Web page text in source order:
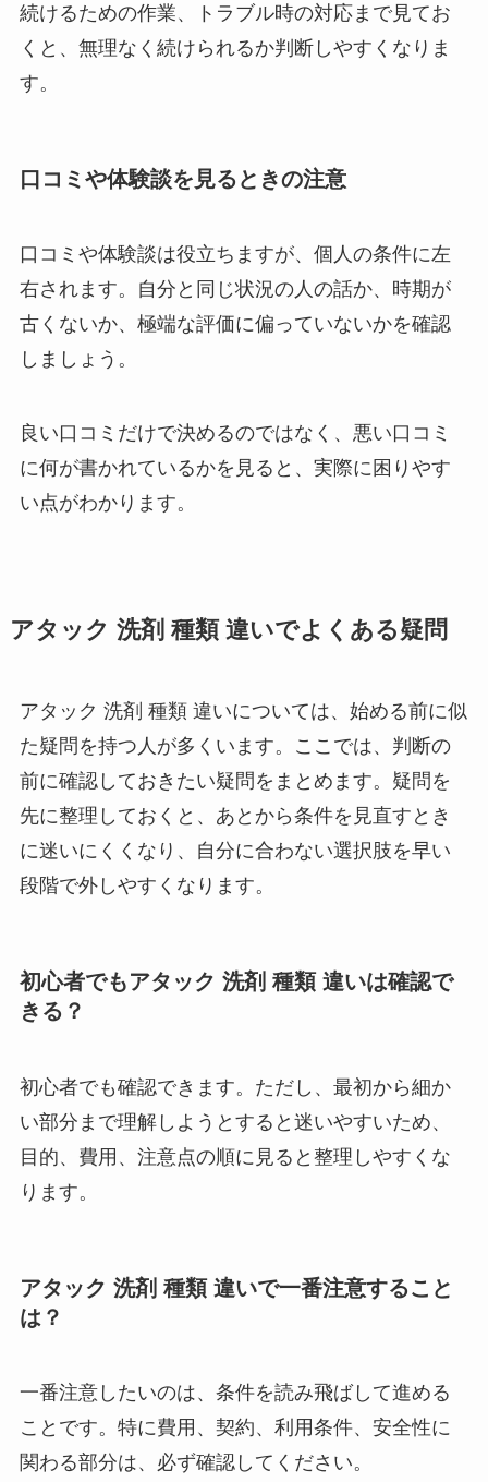
続けるための作業、トラブル時の対応まで見てお
くと、無理なく続けられるか判断しやすくなりま
す。
口コミや体験談を見るときの注意
口コミや体験談は役立ちますが、個人の条件に左
右されます。自分と同じ状況の人の話か、時期が
古くないか、極端な評価に偏っていないかを確認
しましょう。
良い口コミだけで決めるのではなく、悪い口コミ
に何が書かれているかを見ると、実際に困りやす
い点がわかります。
アタック 洗剤 種類 違いでよくある疑問
アタック 洗剤 種類 違いについては、始める前に似
た疑問を持つ人が多くいます。ここでは、判断の
前に確認しておきたい疑問をまとめます。疑問を
先に整理しておくと、あとから条件を見直すとき
に迷いにくくなり、自分に合わない選択肢を早い
段階で外しやすくなります。
初心者でもアタック 洗剤 種類 違いは確認で
きる？
初心者でも確認できます。ただし、最初から細か
い部分まで理解しようとすると迷いやすいため、
目的、費用、注意点の順に見ると整理しやすくな
ります。
アタック 洗剤 種類 違いで一番注意すること
は？
一番注意したいのは、条件を読み飛ばして進める
ことです。特に費用、契約、利用条件、安全性に
関わる部分は、必ず確認してください。